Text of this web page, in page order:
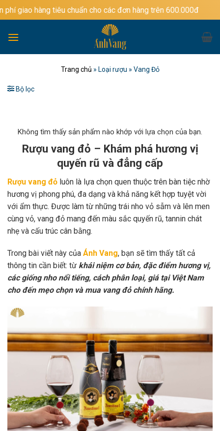
qua
dung
tiêu chuẩn cho các đơn hàng trên 600.000đ
Trang chủ » Loại rượu » Vang Đỏ
Bộ lọc
Không tìm thấy sản phẩm nào khớp với lựa chọn của bạn.
Rượu vang đỏ – Khám phá hương vị
quyến rũ và đẳng cấp
Rượu vang đỏ luôn là lựa chọn quen thuộc trên bàn tiệc nhờ
hương vị phong phú, đa dạng và khả năng kết hợp tuyệt vời
với ẩm thực. Được làm từ những trái nho vỏ sẫm và lên men
cùng vỏ, vang đỏ mang đến màu sắc quyến rũ, tannin chát
nhẹ và cấu trúc cân bằng.
Trong bài viết này của Ánh Vang, bạn sẽ tìm thấy tất cả
thông tin cần biết: từ khái niệm cơ bản, đặc điểm hương vị,
các giống nho nổi tiếng, cách phân loại, giá tại Việt Nam
cho đến mẹo chọn và mua vang đỏ chính hãng.